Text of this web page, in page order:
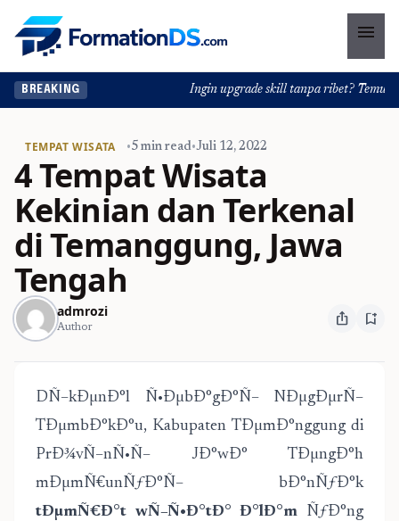
menu
BREAKING Ingin upgrade skill tanpa ribet? Temukan
TEMPAT WISATA •5 min read•Juli 12, 2022
4 Tempat Wisata
Kekinian dan Terkenal
di Temanggung, Jawa
Tengah
admrozi
Author ios_share bookmark_add
DÑ–kÐµnÐ°l Ñ•ÐµbÐ°gÐ°Ñ– NÐµgÐµrÑ–
TÐµmbÐ°kÐ°u, Kabupaten TÐµmÐ°nggung di
PrÐ¾vÑ–nÑ•Ñ– JÐ°wÐ° TÐµngÐ°h
mÐµmÑ€unÑƒÐ°Ñ– bÐ°nÑƒÐ°k
tÐµmÑ€Ð°t wÑ–Ñ•Ð°tÐ° Ð°lÐ°m ÑƒÐ°ng